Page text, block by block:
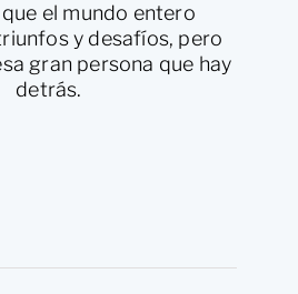
el mundo entero
y desafíos, pero
gran persona que hay
detrás.